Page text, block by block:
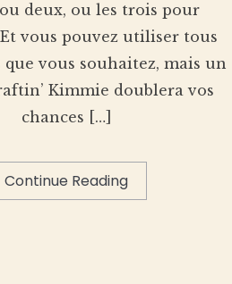
deux, ou les trois pour
vous pouvez utiliser tous
que vous souhaitez, mais un
Kimmie doublera vos
chances […]
Continue Reading